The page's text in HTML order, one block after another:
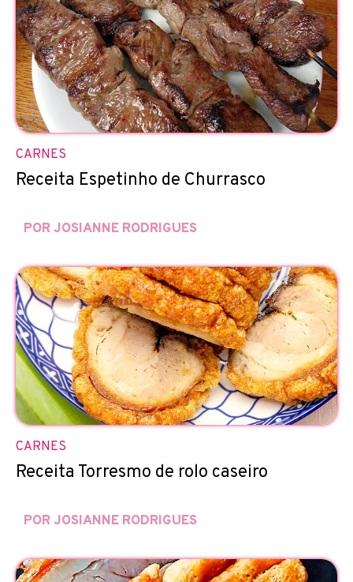
CARNES
Receita Espetinho de Churrasco
POR JOSIANNE RODRIGUES
CARNES
Receita Torresmo de rolo caseiro
POR JOSIANNE RODRIGUES